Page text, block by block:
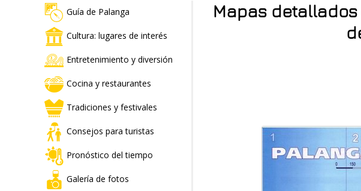
Guía de Palanga
Cultura: lugares de interés
Entretenimiento y diversión
Cocina y restaurantes
Tradiciones y festivales
Consejos para turistas
Pronóstico del tiempo
Galería de fotos
Mapas